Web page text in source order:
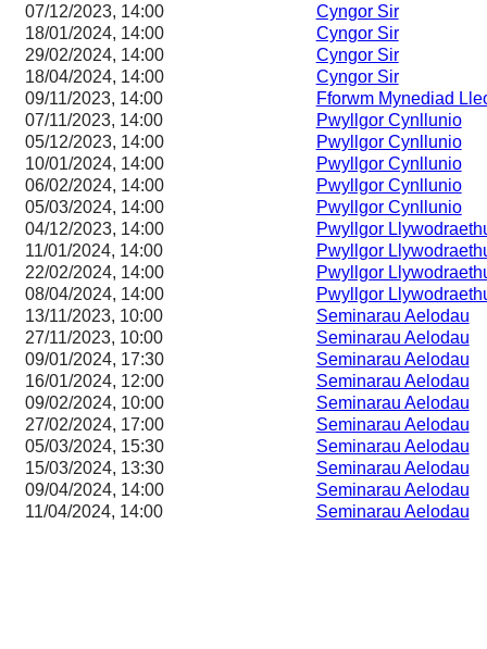
07/12/2023, 14:00
Cyngor Sir
18/01/2024, 14:00 Cyngor Sir
29/02/2024, 14:00 Cyngor Sir
18/04/2024, 14:00 Cyngor Sir
09/11/2023, 14:00
Fforwm Mynediad
07/11/2023, 14:00
Pwyllgor Cynllunio
05/12/2023, 14:00 Pwyllgor Cynllunio
10/01/2024, 14:00 Pwyllgor Cynllunio
06/02/2024, 14:00 Pwyllgor Cynllunio
05/03/2024, 14:00 Pwyllgor Cynllunio
04/12/2023, 14:00
Pwyllgor
11/01/2024, 14:00
Pwyllgor
22/02/2024, 14:00
Pwyllgor
08/04/2024, 14:00
Pwyllgor
13/11/2023, 10:00
Seminarau Aelodau
27/11/2023, 10:00 Seminarau Aelodau
09/01/2024, 17:30 Seminarau Aelodau
16/01/2024, 12:00 Seminarau Aelodau
09/02/2024, 10:00 Seminarau Aelodau
27/02/2024, 17:00 Seminarau Aelodau
05/03/2024, 15:30 Seminarau Aelodau
15/03/2024, 13:30 Seminarau Aelodau
09/04/2024, 14:00 Seminarau Aelodau
11/04/2024, 14:00 Seminarau Aelodau